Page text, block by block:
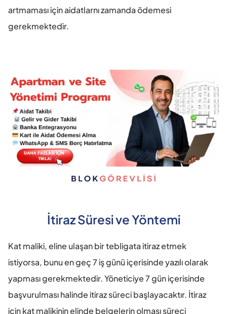
artmaması için aidatlarnı zamanda ödemesi
gerekmektedir.
İtiraz Süresi ve Yöntemi
Kat maliki, eline ulaşan bir tebligata itiraz etmek
istiyorsa, bunu en geç 7 iş günü içerisinde yazılı olarak
yapması gerekmektedir. Yöneticiye 7 gün içerisinde
başvurulması halinde itiraz süreci başlayacaktır. İtiraz
için kat malikinin elinde belgelerin olması süreci